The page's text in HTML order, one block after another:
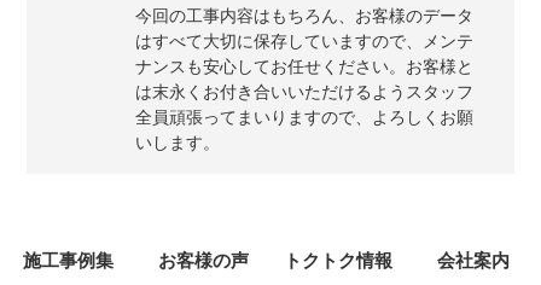
今回の工事内容はもちろん、お客様のデータ
はすべて大切に保存していますので、メンテ
ナンスも安心してお任せください。お客様と
は末永くお付き合いいただけるようスタッフ
全員頑張ってまいりますので、よろしくお願
いします。
施工事例集 お客様の声 トクトク情報 会社案内